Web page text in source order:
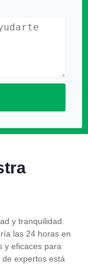
y tranquilidad.
las 24 horas en
y eficaces para
expertos está